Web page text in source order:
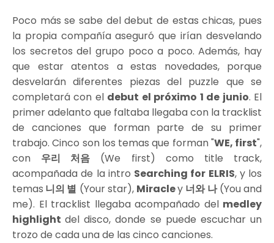
Poco más se sabe del debut de estas chicas, pues
la propia compañía aseguró que irían desvelando
los secretos del grupo poco a poco. Además, hay
que estar atentos a estas novedades, porque
desvelarán diferentes piezas del puzzle que se
completará con el debut el próximo 1 de junio. El
primer adelanto que faltaba llegaba con la tracklist
de canciones que forman parte de su primer
trabajo. Cinco son los temas que forman "WE, first",
con 우리 처음 (We first) como title track,
acompañada de la intro Searching for ELRIS, y los
temas 니의 별 (Your star), Miracley 너와 나(You and
me). El tracklist llegaba acompañado del medley
highlightdel disco, donde se puede escuchar un
trozo de cada una de las cinco canciones.